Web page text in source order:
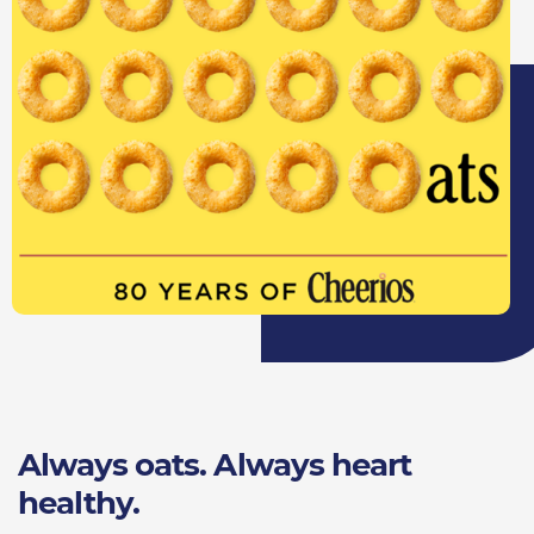
Always oats. Always heart
healthy.